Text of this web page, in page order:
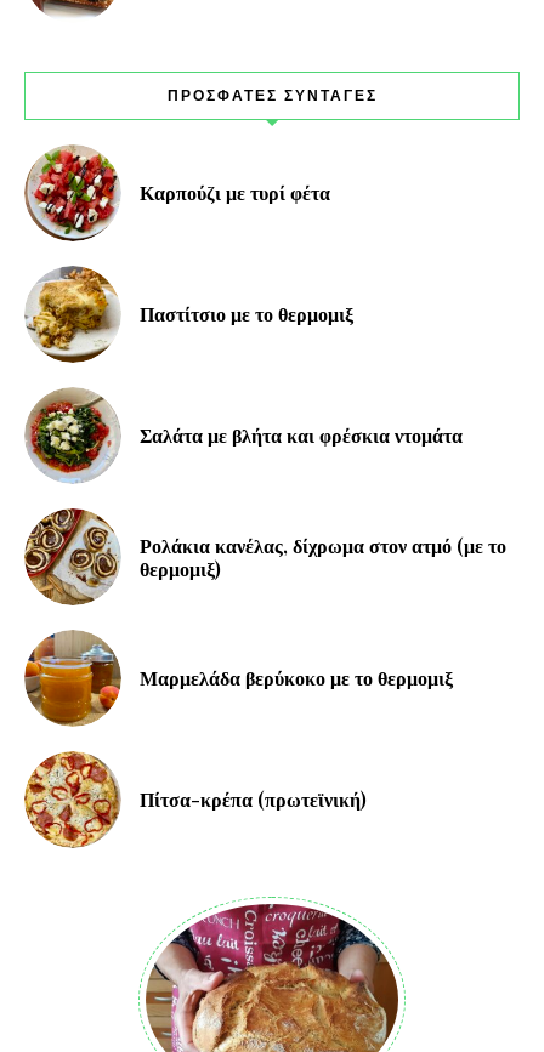
ΠΡΟΣΦΑΤΕΣ ΣΥΝΤΑΓΕΣ
Καρπούζι με τυρί φέτα
Παστίτσιο με το θερμομιξ
Σαλάτα με βλήτα και φρέσκια ντομάτα
Ρολάκια κανέλας, δίχρωμα στον ατμό (με το
θερμομιξ)
Μαρμελάδα βερύκοκο με το θερμομιξ
Πίτσα-κρέπα (πρωτεϊνική)